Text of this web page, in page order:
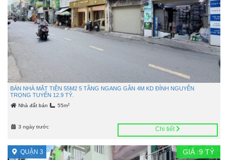
BÁN NHÀ MẶT TIỀN 55M2 5 TẦNG NGANG GẦN 4M KD ĐỈNH NGUYỄN
TRỌNG TUYỂN 12.9 TỶ.
Nhà đất bán 55m2
3 ngày trước Chi tiết
QUẬN 3 GIÁ :9 TỶ